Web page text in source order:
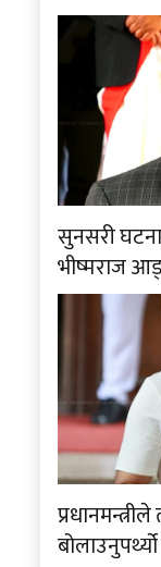
सुनसरी
भीष्मराज